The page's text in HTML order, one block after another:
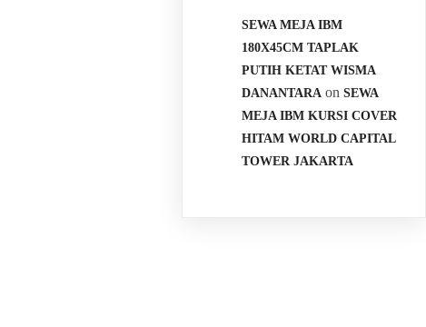
SEWA MEJA IBM
180X45CM TAPLAK
PUTIH KETAT WISMA
DANANTARA onSEWA
MEJA IBM KURSI COVER
HITAM WORLD CAPITAL
TOWER JAKARTA